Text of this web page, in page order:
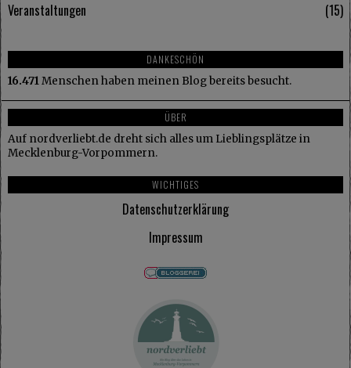
Veranstaltungen
15
DANKESCHÖN
16.471Menschen haben meinen Blog bereits besucht.
ÜBER
Auf nordverliebt.de dreht sich alles um Lieblingsplätze in
Mecklenburg-Vorpommern.
WICHTIGES
Datenschutzerklärung
Impressum